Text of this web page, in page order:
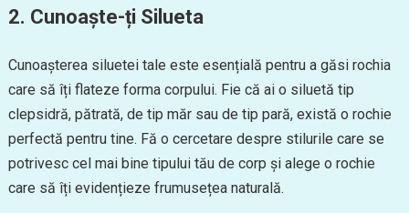
2. Cunoaște-ți Silueta
Cunoașterea siluetei tale este esențială pentru a găsi rochia
care să îți flateze forma corpului. Fie că ai o siluetă tip
clepsidră, pătrată, de tip măr sau de tip pară, există o rochie
perfectă pentru tine. Fă o cercetare despre stilurile care se
potrivesc cel mai bine tipului tău de corp și alege o rochie
care să îți evidențieze frumusețea naturală.